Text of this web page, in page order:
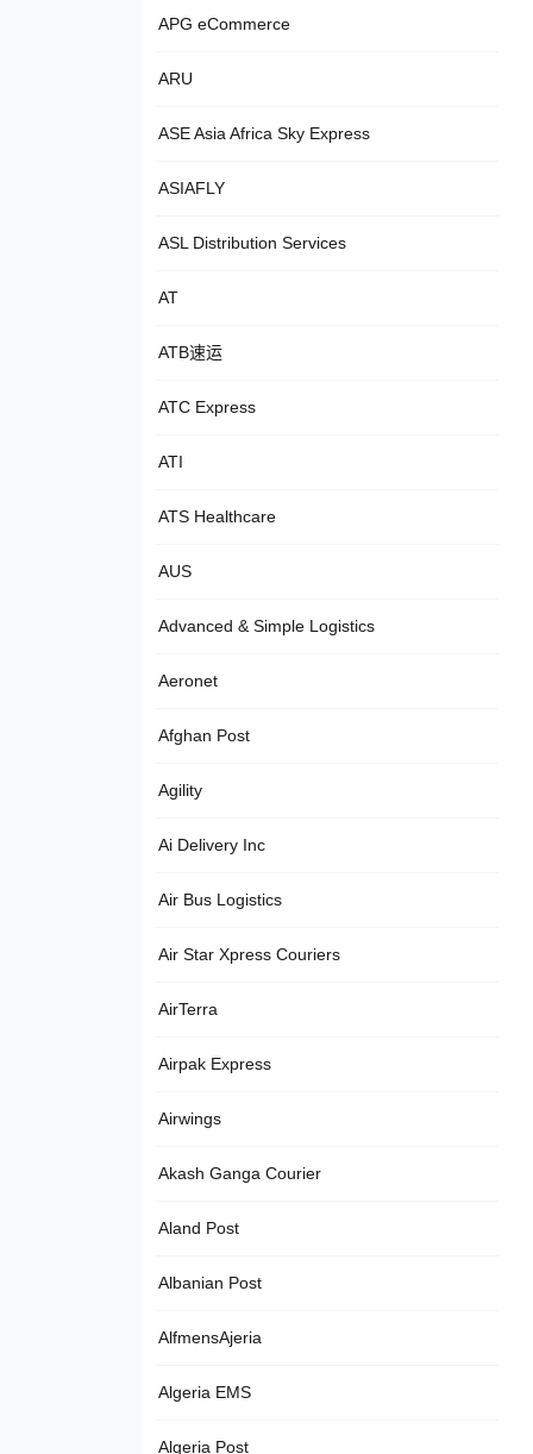
APG eCommerce
ARU
ASE Asia Africa Sky Express
ASIAFLY
ASL Distribution Services
AT
ATB速运
ATC Express
ATI
ATS Healthcare
AUS
Advanced & Simple Logistics
Aeronet
Afghan Post
Agility
Ai Delivery Inc
Air Bus Logistics
Air Star Xpress Couriers
AirTerra
Airpak Express
Airwings
Akash Ganga Courier
Aland Post
Albanian Post
AlfmensAjeria
Algeria EMS
Algeria Post